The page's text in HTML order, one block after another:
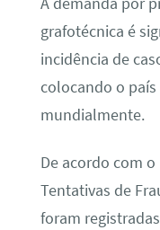
grafotécnica é
incidência de
colocando o
mundialmente.
De acordo com
Tentativas de
foram